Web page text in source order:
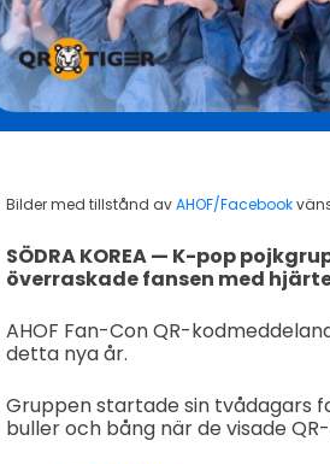
Bilder med tillstånd avAHOF/Facebook
SÖDRA KOREA — K-pop
överraskade fansen med
AHOF Fan-Con QR-
detta nya år.
Gruppen startade sin tvådagars
buller och bång när de visade